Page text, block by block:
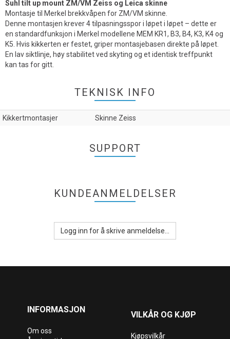
Suhl tilt up mount ZM/VM Zeiss og Leica skinne
Montasje til Merkel brekkvåpen for ZM/VM skinne.
Denne montasjen krever 4 tilpasningsspor i løpet i løpet – dette er
en standardfunksjon i Merkel modellene MEM KR1, B3, B4, K3, K4 og
K5. Hvis kikkerten er festet, griper montasjebasen direkte på løpet.
En lav siktlinje, høy stabilitet ved skyting og et identisk treffpunkt
kan tas for gitt.
TEKNISK INFO
Kikkertmontasjer Skinne Zeiss
SUPPORT
KUNDEANMELDELSER
Logg inn for å skrive anmeldelse...
INFORMASJON
Om oss
VILKÅR OG KJØP
Kjøpsvilkår